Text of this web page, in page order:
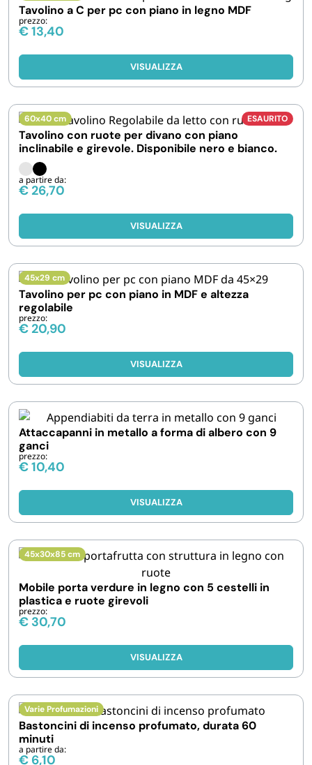
Tavolino a C per pc con piano in legno MDF
prezzo:
€13,40
VISUALIZZA
ESAURITO
60x40 cm
Tavolino con ruote per divano con piano
inclinabile e girevole. Disponibile nero e bianco.
a partire da:
€ 26,70
VISUALIZZA
45x29 cm
Tavolino per pc con piano in MDF e altezza
regolabile
prezzo:
€ 20,90
VISUALIZZA
Attaccapanni in metallo a forma di albero con 9
ganci
prezzo:
€10,40
VISUALIZZA
45x30x85 cm
Mobile porta verdure in legno con 5 cestelli in
plastica e ruote girevoli
prezzo:
€ 30,70
VISUALIZZA
Varie Profumazioni
Bastoncini di incenso profumato, durata 60
minuti
a partire da:
€ 6,10